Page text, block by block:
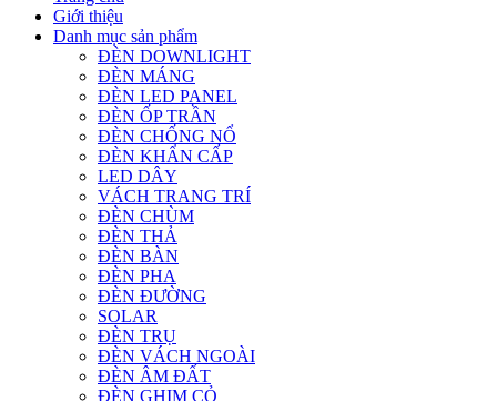
Giới thiệu
Danh mục sản phẩm
ĐÈN DOWNLIGHT
ĐÈN MÁNG
ĐÈN LED PANEL
ĐÈN ỐP TRẦN
ĐÈN CHỐNG NỔ
ĐÈN KHẨN CẤP
LED DÂY
VÁCH TRANG TRÍ
ĐÈN CHÙM
ĐÈN THẢ
ĐÈN BÀN
ĐÈN PHA
ĐÈN ĐƯỜNG
SOLAR
ĐÈN TRỤ
ĐÈN VÁCH NGOÀI
ĐÈN ÂM ĐẤT
ĐÈN GHIM CỎ